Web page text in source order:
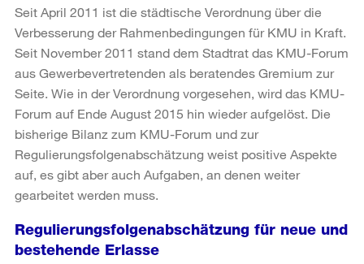
Seit April 2011 ist die städtische Verordnung über die
Verbesserung der Rahmenbedingungen für KMU in Kraft.
Seit November 2011 stand dem Stadtrat das KMU-Forum
aus Gewerbevertretenden als beratendes Gremium zur
Seite. Wie in der Verordnung vorgesehen, wird das KMU-
Forum auf Ende August 2015 hin wieder aufgelöst. Die
bisherige Bilanz zum KMU-Forum und zur
Regulierungsfolgenabschätzung weist positive Aspekte
auf, es gibt aber auch Aufgaben, an denen weiter
gearbeitet werden muss.
Regulierungsfolgenabschätzung für neue und
bestehende Erlasse